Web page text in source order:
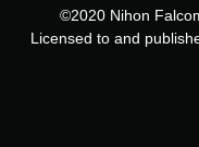
©2020 Nihon
Licensed to and